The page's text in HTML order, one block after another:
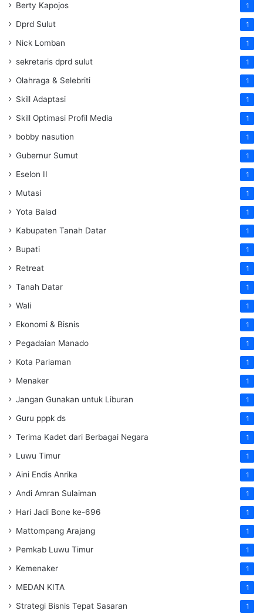
Berty Kapojos 1
Dprd Sulut 1
Nick Lomban 1
sekretaris dprd sulut 1
Olahraga & Selebriti 1
Skill Adaptasi 1
Skill Optimasi Profil Media 1
bobby nasution 1
Gubernur Sumut 1
Eselon II 1
Mutasi 1
Yota Balad 1
Kabupaten Tanah Datar 1
Bupati 1
Retreat 1
Tanah Datar 1
Wali 1
Ekonomi & Bisnis 1
Pegadaian Manado 1
Kota Pariaman 1
Menaker 1
Jangan Gunakan untuk Liburan 1
Guru pppk ds 1
Terima Kadet dari Berbagai Negara 1
Luwu Timur 1
Aini Endis Anrika 1
Andi Amran Sulaiman 1
Hari Jadi Bone ke-696 1
Mattompang Arajang 1
Pemkab Luwu Timur 1
Kemenaker 1
MEDAN KITA 1
Strategi Bisnis Tepat Sasaran 1